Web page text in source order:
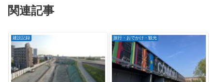
関連記事
建設記録 旅行・おでかけ・観光